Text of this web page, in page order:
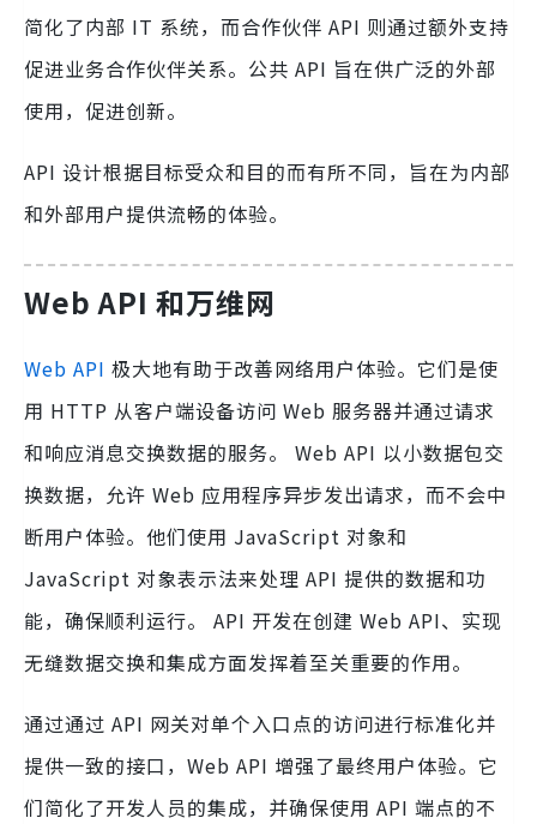
简化了内部 IT 系统，而合作伙伴 API 则通过额外支持
促进业务合作伙伴关系。公共 API 旨在供广泛的外部
使用，促进创新。
API 设计根据目标受众和目的而有所不同，旨在为内部
和外部用户提供流畅的体验。
Web API 和万维网
Web API 极大地有助于改善网络用户体验。它们是使
用 HTTP 从客户端设备访问 Web 服务器并通过请求
和响应消息交换数据的服务。 Web API 以小数据包交
换数据，允许 Web 应用程序异步发出请求，而不会中
断用户体验。他们使用 JavaScript 对象和
JavaScript 对象表示法来处理 API 提供的数据和功
能，确保顺利运行。 API 开发在创建 Web API、实现
无缝数据交换和集成方面发挥着至关重要的作用。
通过通过 API 网关对单个入口点的访问进行标准化并
提供一致的接口，Web API 增强了最终用户体验。它
们简化了开发人员的集成，并确保使用 API 端点的不